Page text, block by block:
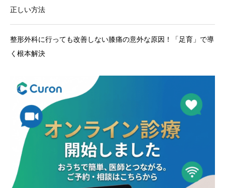
正しい方法
整形外科に行っても改善しない膝痛の意外な原因！「足育」で導
く根本解決